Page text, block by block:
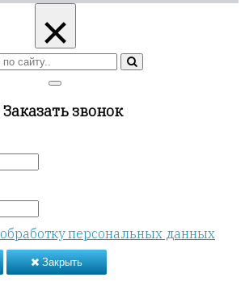
×
Заказать звонок
обработку персональных данных
Закрыть